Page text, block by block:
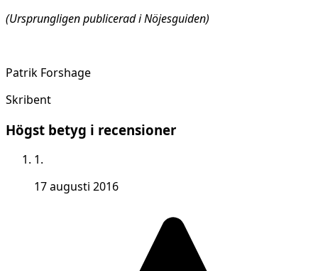
(Ursprungligen publicerad i Nöjesguiden)
Patrik Forshage
Skribent
Högst betyg i recensioner
1.
17 augusti 2016